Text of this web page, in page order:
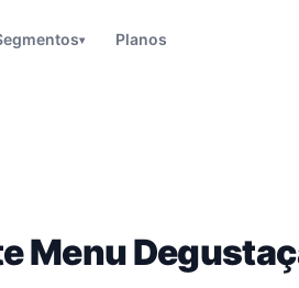
▾ Planos
Menu